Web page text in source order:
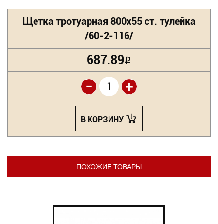
Щетка тротуарная 800х55 ст. тулейка
/60-2-116/
687.89Р
+
-
В КОРЗИНУ
ПОХОЖИЕ ТОВАРЫ